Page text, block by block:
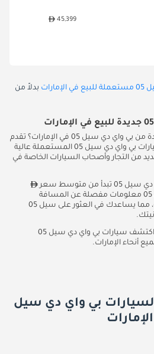
45,399
بدلاً من
هل تبحث عن سيارة مثالية جديدة من بي واي دي سيل 05 في الإمارات؟ تقدم
دوبي كارز مجموعة كبيرة من سيارات بي واي دي سيل 05 المستعملة عالية
من التجار وأصحاب السيارات الخاصة في
45,399. يتضمن كل إعلان سيل 05 معلومات مفصلة عن المسافة
المقطوعة والحالة والمواصفات، مما يساعدك في العثور على سيل 05
تصفح إعلانات دوبي كارز اليوم واكتشف سيارات بي واي دي سيل 05
أنحاء الإمارات.
بي واي دي سيل